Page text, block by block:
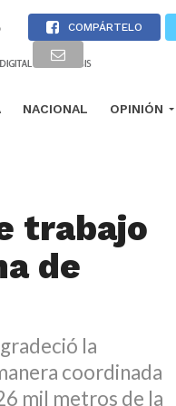
NACIONAL OPINIÓN
COMPÁRTELO
trabajo
de
la
coordinada
mil metros de la